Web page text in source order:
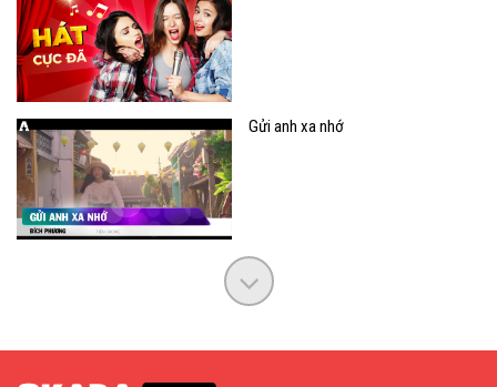
Gửi anh xa nhớ